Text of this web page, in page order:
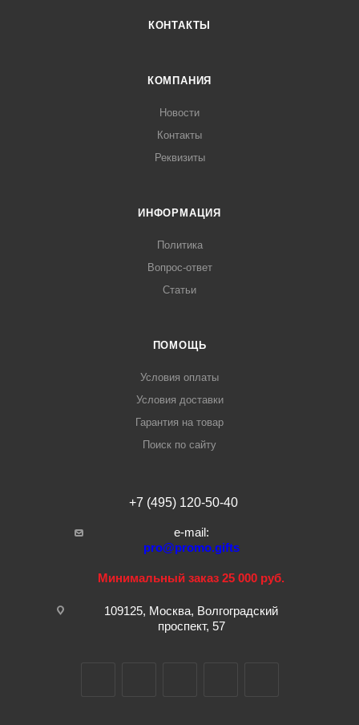
КОНТАКТЫ
КОМПАНИЯ
Новости
Контакты
Реквизиты
ИНФОРМАЦИЯ
Политика
Вопрос-ответ
Статьи
ПОМОЩЬ
Условия оплаты
Условия доставки
Гарантия на товар
Поиск по сайту
+7 (495) 120-50-40
e-mail:
pro@promo.gifts
Минимальный заказ 25 000 руб.
109125, Москва, Волгоградский
проспект, 57